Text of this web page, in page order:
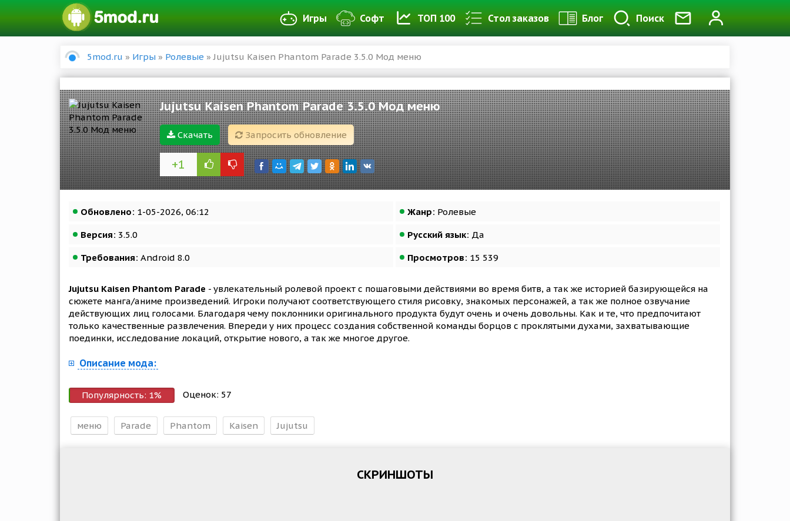
Игры Софт ТОП 100 Стол заказов Блог Поиск
5mod.ru » Игры » Ролевые » Jujutsu Kaisen Phantom Parade 3.5.0 Мод меню
Jujutsu Kaisen Phantom Parade 3.5.0 Мод меню
Скачать Запросить обновление
+1
Обновлено: 1-05-2026, 06:12 Жанр: Ролевые
Версия: 3.5.0 Русский язык: Да
Требования: Android 8.0 Просмотров: 15 539
Jujutsu Kaisen Phantom Parade - увлекательный ролевой проект с пошаговыми действиями во время битв, а так же историей базирующейся на
сюжете манга/аниме произведений. Игроки получают соответствующего стиля рисовку, знакомых персонажей, а так же полное озвучание
действующих лиц голосами. Благодаря чему поклонники оригинального продукта будут очень и очень довольны. Как и те, что предпочитают
только качественные развлечения. Впереди у них процесс создания собственной команды борцов с проклятыми духами, захватывающие
поединки, исследование локаций, открытие нового, а так же многое другое.
Описание мода:
Популярность: 1% Оценок: 57
меню Parade Phantom Kaisen Jujutsu
СКРИНШОТЫ